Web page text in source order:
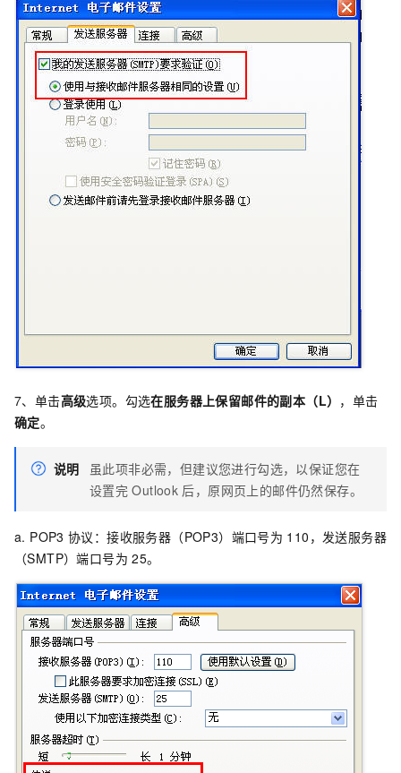
7、单击高级选项。勾选在服务器上保留邮件的副本（L） ，单击
确定。
说明
虽此项非必需，但建议您进行勾选，以保证您在
设置完 Outlook 后，原网页上的邮件仍然保存。
a. POP3 协议：接收服务器（POP3）端口号为 110，发送服务器
（SMTP）端口号为 25。